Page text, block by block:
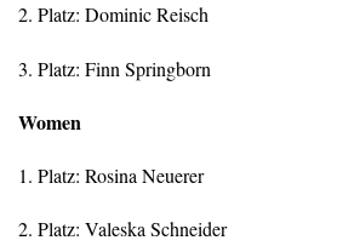
2. Platz: Dominic Reisch
3. Platz: Finn Springborn
Women
1. Platz: Rosina Neuerer
2. Platz: Valeska Schneider